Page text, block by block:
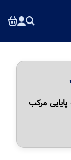
پایایی مرکب